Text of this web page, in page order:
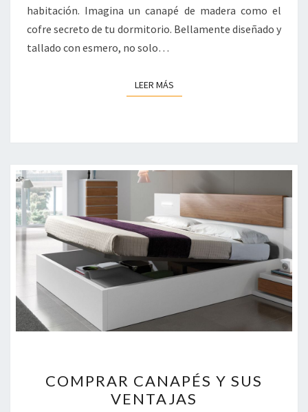
habitación. Imagina un canapé de madera como el
cofre secreto de tu dormitorio. Bellamente diseñado y
tallado con esmero, no solo…
LEER MÁSLEER MÁS
CANAPÉS
Y
COMPRAR CANAPÉS Y SUS
VENTAJAS